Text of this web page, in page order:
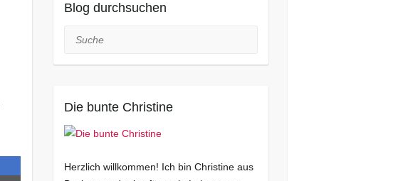
Blog durchsuchen
Suche
Die bunte Christine
Herzlich willkommen! Ich bin Christine aus